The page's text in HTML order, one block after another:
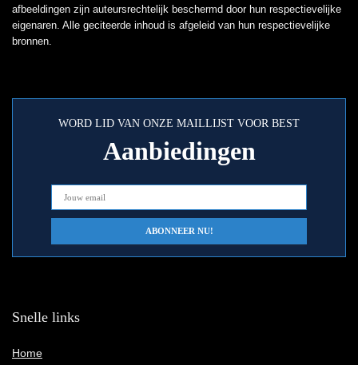
afbeeldingen zijn auteursrechtelijk beschermd door hun respectievelijke
eigenaren. Alle geciteerde inhoud is afgeleid van hun respectievelijke
bronnen.
WORD LID VAN ONZE MAILLIJST VOOR BEST
Aanbiedingen
Snelle links
Home